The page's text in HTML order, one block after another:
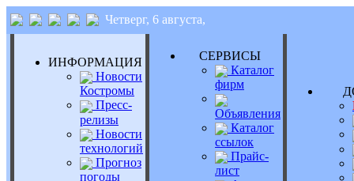
Четверг, 6 августа,
ИНФОРМАЦИЯ
Новости
Костромы
Пресс-
релизы
Новости
технологий
Прогноз
погоды
СЕРВИСЫ
Каталог
фирм
Объявления
Каталог
ссылок
Прайс-
лист